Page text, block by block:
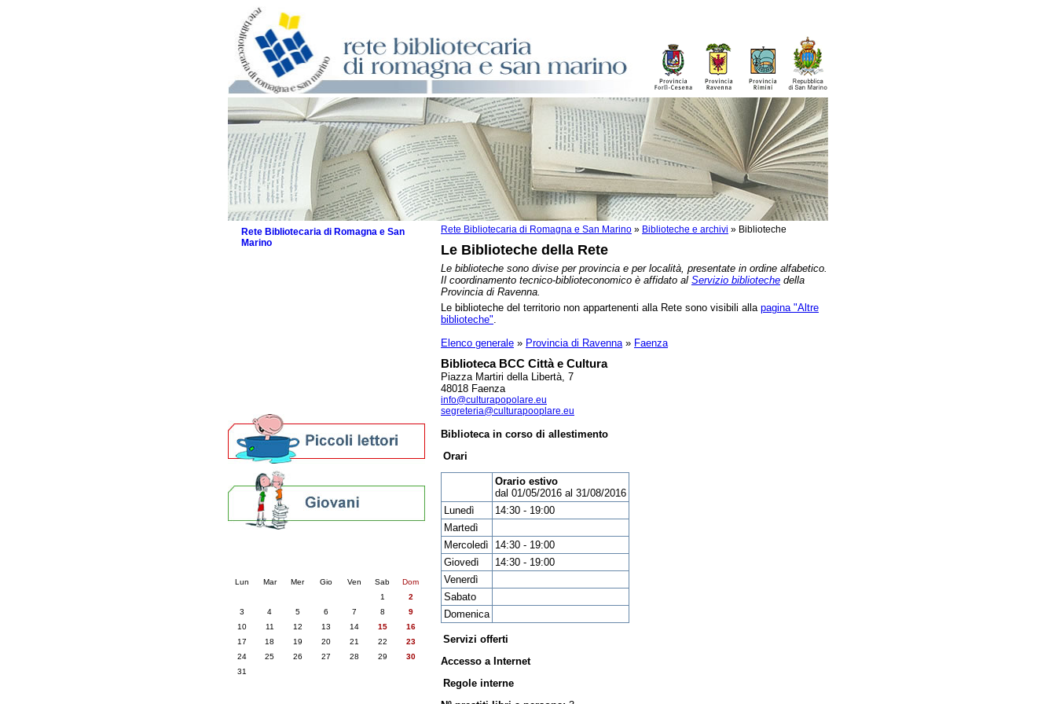
Rete Bibliotecaria di Romagna e San Marino » Biblioteche e archivi » Biblioteche
Le Biblioteche della Rete
Le biblioteche sono divise per provincia e per località, presentate in ordine alfabetico.
Il coordinamento tecnico-biblioteconomico è affidato al Servizio biblioteche della
Provincia di Ravenna.
Le biblioteche del territorio non appartenenti alla Rete sono visibili alla pagina "Altre
biblioteche".
Elenco generale » Provincia di Ravenna» Faenza
Biblioteca BCC Città e Cultura
Piazza Martiri della Libertà, 7
48018 Faenza
info@culturapopolare.eu
segreteria@culturapooplare.eu
Biblioteca in corso di allestimento
Orari
Orario estivo
dal 01/05/2016 al 31/08/2016
Lunedì
14:30 - 19:00
Martedì
Mercoledì
14:30 - 19:00
Giovedì
14:30 - 19:00
Venerdì
Sabato
Domenica
Servizi offerti
Accesso a Internet
Regole interne
Rete Bibliotecaria di Romagna e San
Marino
Lun Mar Mer Gio Ven Sab
Dom
1
2
3
4 5 6 7 8
9
10
11 12 13 14 15
16
17
18 19 20 21 22
23
24
25 26 27 28 29
30
31